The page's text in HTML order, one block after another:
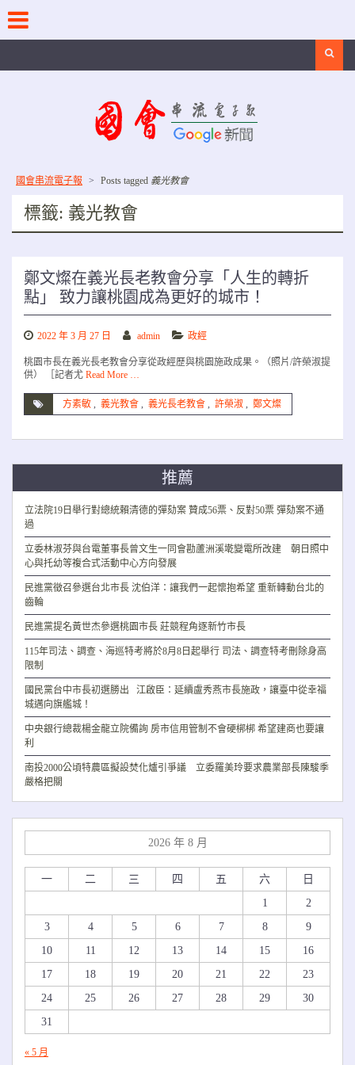
content
國會串流電子報 > Posts tagged 義光教會
標籤: 義光教會
鄭文燦在義光長老教會分享「人生的轉折
點」 致力讓桃園成為更好的城市！
2022 年 3 月 27 日 admin 政經
桃園市長在義光長老教會分享從政經歷與桃園施政成果。（照片/許榮淑提
供） ［記者尤 Read More …
方素敏 , 義光教會 , 義光長老教會 , 許榮淑 , 鄭文燦
推薦
立法院19日舉行對總統賴清德的彈劾案 贊成56票、反對50票 彈劾案不通
過
立委林淑芬與台電董事長曾文生一同會勘蘆洲溪墘變電所改建 朝日照中
心與托幼等複合式活動中心方向發展
民進黨徵召參選台北市長 沈伯洋：讓我們一起懷抱希望 重新轉動台北的
齒輪
民進黨提名黃世杰參選桃園市長 莊競程角逐新竹市長
115年司法、調查、海巡特考將於8月8日起舉行 司法、調查特考刪除身高
限制
國民黨台中市長初選勝出 江啟臣：延續盧秀燕市長施政，讓臺中從幸福
城邁向旗艦城！
中央銀行總裁楊金龍立院備詢 房市信用管制不會硬梆梆 希望建商也要讓
利
南投2000公頃特農區擬設焚化爐引爭議 立委羅美玲要求農業部長陳駿季
嚴格把關
2026 年 8 月
一 二 三 四 五 六
日
1
2
3
4 5 6 7 8
9
10
11 12 13 14 15
16
17
18 19 20 21 22
23
24
25 26 27 28 29
30
31
« 5 月